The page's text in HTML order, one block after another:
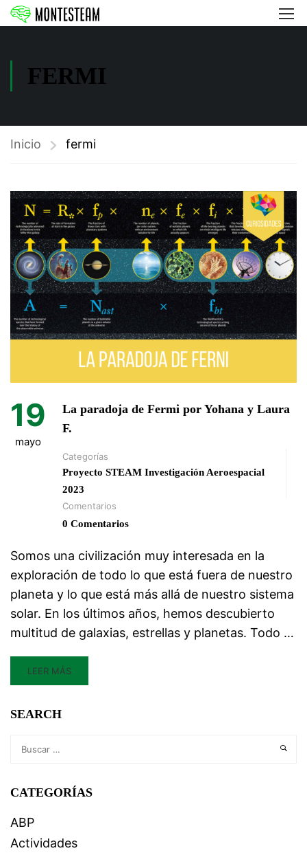
FERMI
Inicio fermi
19
mayo
La paradoja de Fermi por Yohana y Laura
F.
Categorías
Proyecto STEAM Investigación Aeroespacial
2023
Comentarios
0 Comentarios
Somos una civilización muy interesada en la
exploración de todo lo que está fuera de nuestro
planeta y lo que está más allá de nuestro sistema
solar. En los últimos años, hemos descubierto
multitud de galaxias, estrellas y planetas. Todo …
LEER MÁS
SEARCH
CATEGORÍAS
ABP
Actividades